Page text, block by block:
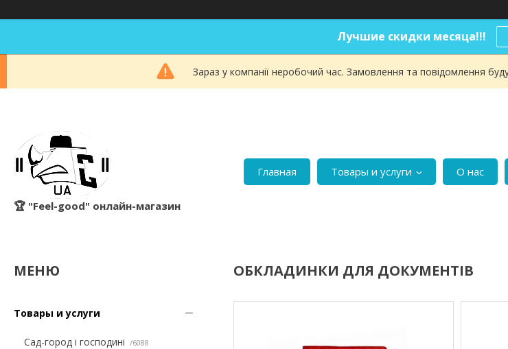
Лучшие скидки месяца!!!
Зараз у компанії неробочий час. Замовлення та повідомлення
🏆 "Feel-good" онлайн-магазин
Главная Товары и услуги О нас
Товары и услуги
Сад-город і господині 6088
ОБКЛАДИНКИ ДЛЯ ДОКУМЕНТІВ